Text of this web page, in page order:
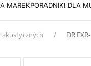
MAREKPORADNIKI DLA
DR